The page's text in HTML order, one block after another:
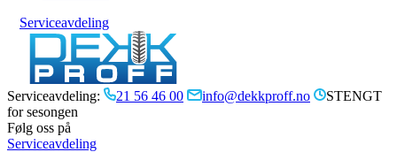
Serviceavdeling
Serviceavdeling: 21 56 46 00 info@dekkproff.no
STENGT
for sesongen
Følg oss på
Serviceavdeling